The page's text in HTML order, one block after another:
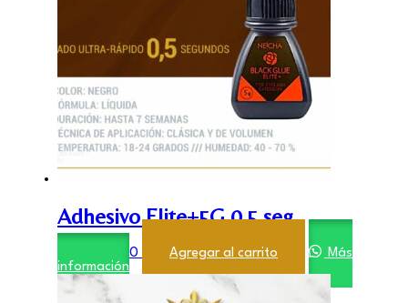
Adhesivo Elite+5G 0.5 seg
27.000,00 Agregar al carrito
Más
información